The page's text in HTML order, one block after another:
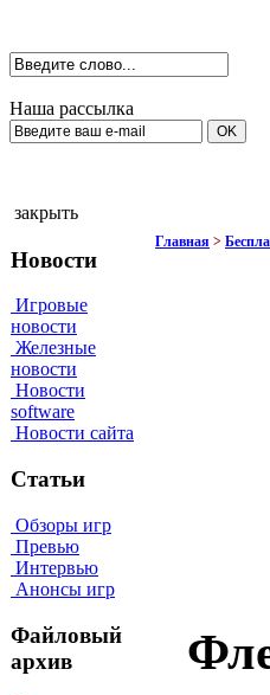
Наша рассылка
закрыть
Новости
Игровые
новости
Железные
новости
Новости
software
Новости сайта
Статьи
Обзоры игр
Превью
Интервью
Анонсы игр
Файловый
архив
Главная >